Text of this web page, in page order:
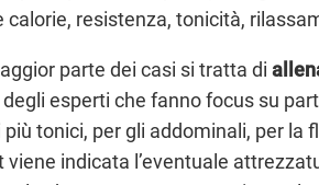
calorie, resistenza, tonicità,
parte dei casi si tratta di
esperti che fanno focus su
più tonici, per gli addominali, per la
viene indicata l’eventuale